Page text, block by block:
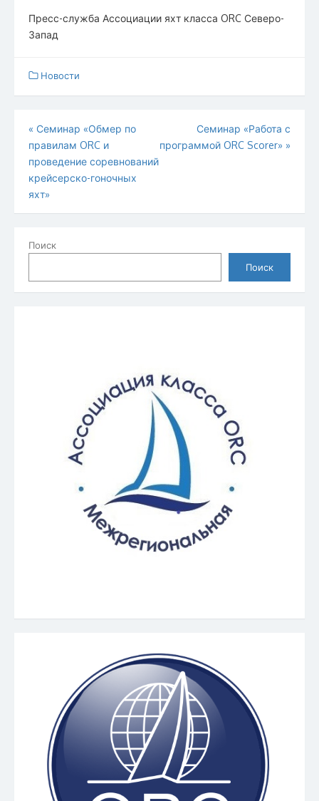
Пресс-служба Ассоциации яхт класса ORC Северо-
Запад
Новости
Навигация
по
записям
« Семинар «Обмер по
правилам ORC и
проведение соревнований
крейсерско-гоночных
яхт»
Семинар «Работа с
программой ORC Scorer» »
Поиск
Поиск